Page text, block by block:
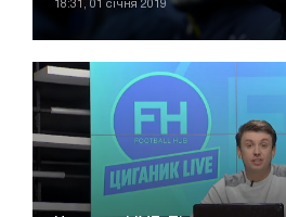
18:31, 01 січня 2019